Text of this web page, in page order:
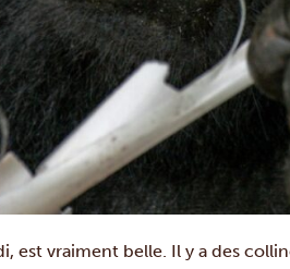
est vraiment belle. Il y a des